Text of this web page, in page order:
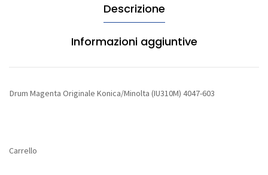
Descrizione
Informazioni aggiuntive
Drum Magenta Originale Konica/Minolta (IU310M) 4047-603
Carrello